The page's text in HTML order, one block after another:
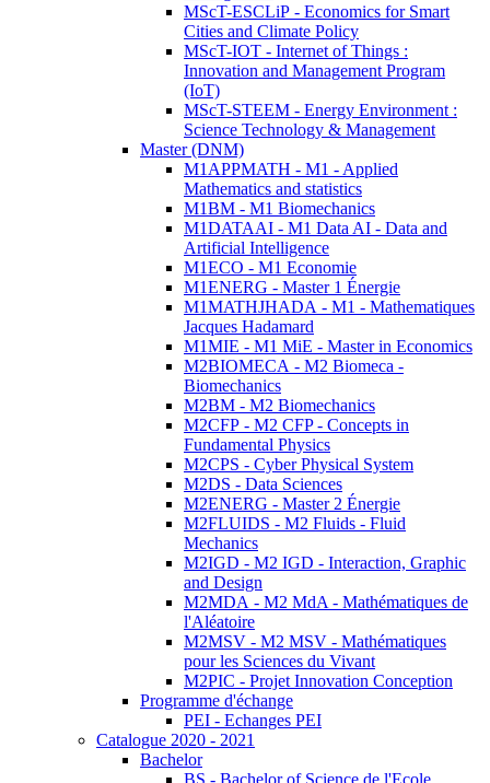
MScT-ESCLiP - Economics for Smart
Cities and Climate Policy
MScT-IOT - Internet of Things :
Innovation and Management Program
(IoT)
MScT-STEEM - Energy Environment :
Science Technology & Management
Master (DNM)
M1APPMATH - M1 - Applied
Mathematics and statistics
M1BM - M1 Biomechanics
M1DATAAI - M1 Data AI - Data and
Artificial Intelligence
M1ECO - M1 Economie
M1ENERG - Master 1 Énergie
M1MATHJHADA - M1 - Mathematiques
Jacques Hadamard
M1MIE - M1 MiE - Master in Economics
M2BIOMECA - M2 Biomeca -
Biomechanics
M2BM - M2 Biomechanics
M2CFP - M2 CFP - Concepts in
Fundamental Physics
M2CPS - Cyber Physical System
M2DS - Data Sciences
M2ENERG - Master 2 Énergie
M2FLUIDS - M2 Fluids - Fluid
Mechanics
M2IGD - M2 IGD - Interaction, Graphic
and Design
M2MDA - M2 MdA - Mathématiques de
l'Aléatoire
M2MSV - M2 MSV - Mathématiques
pour les Sciences du Vivant
M2PIC - Projet Innovation Conception
Programme d'échange
PEI - Echanges PEI
Catalogue 2020 - 2021
Bachelor
BS - Bachelor of Science de l'Ecole